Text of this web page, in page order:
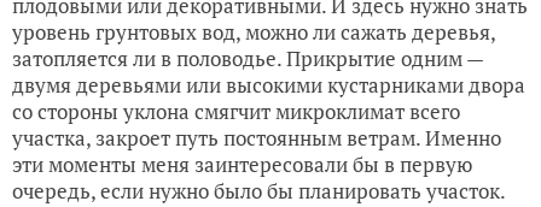
уровень грунтовых вод, можно ли сажать деревья,
затопляется ли в половодье. Прикрытие одним —
двумя деревьями или высокими кустарниками двора
со стороны уклона смягчит микроклимат всего
участка, закроет путь постоянным ветрам. Именно
эти моменты меня заинтересовали бы в первую
очередь, если нужно было бы планировать участок.